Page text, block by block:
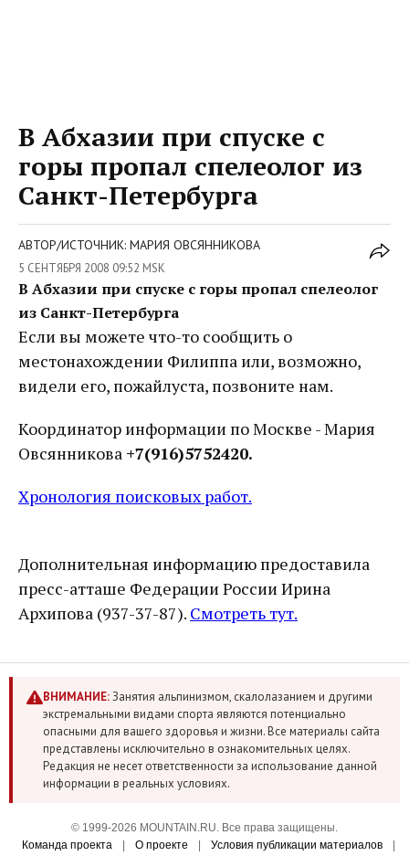
В Абхазии при спуске с
горы пропал спелеолог из
Санкт-Петербурга
АВТОР/ИСТОЧНИК: МАРИЯ ОВСЯННИКОВА
5 СЕНТЯБРЯ 2008 09:52 MSK
В Абхазии при спуске с горы пропал спелеолог
из Санкт-Петербурга
Если вы можете что-то сообщить о
местонахождении Филиппа или, возможно,
видели его, пожайлуста, позвоните нам.
Координатор информации по Москве - Мария
Овсянникова +7(916)5752420.
Хронология поисковых работ.
Дополнительная информацию предоставила
пресс-атташе Федерации России Ирина
Архипова (937-37-87). Смотреть тут.
ВНИМАНИЕ:Занятия альпинизмом, скалолазанием и другими
экстремальными видами спорта являются потенциально
опасными для вашего здоровья и жизни. Все материалы сайта
представлены исключительно в ознакомительных целях.
Редакция не несет ответственности за использование данной
информации в реальных условиях.
© 1999-2026 MOUNTAIN.RU. Все права защищены.
Команда проекта
О проекте Условия публикации материалов